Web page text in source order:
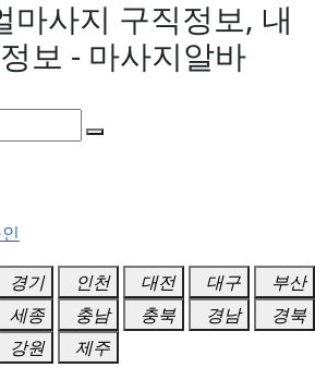
마사지 구직정보, 내
보 - 마사지알바
경기 인천 대전 대구
부산
세종 충남 충북 경남
경북
강원
제주